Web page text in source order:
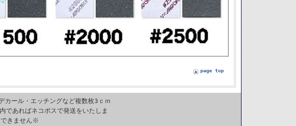
page top
ール・エッチングなど複数枚3ｃｍ
であればネコポスで発送をいたしま
きません※